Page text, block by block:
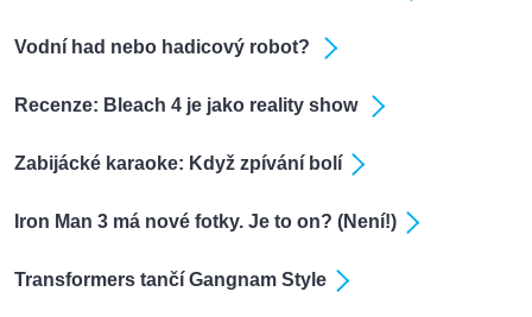
Vodní had nebo hadicový robot?
Recenze: Bleach 4 je jako reality show
Zabijácké karaoke: Když zpívání bolí
Iron Man 3 má nové fotky. Je to on? (Není!)
Transformers tančí Gangnam Style